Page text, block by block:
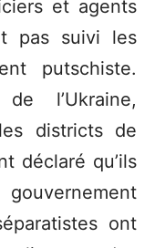
et agents
pas suivi les
putschiste.
l’Ukraine,
districts de
déclaré qu’ils
ont